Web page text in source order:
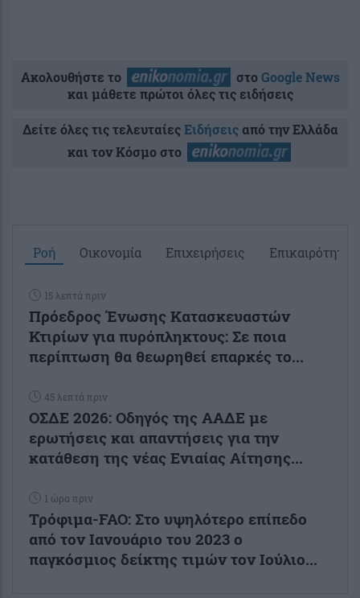
Ακολουθήστε το στοGoogle News
και μάθετε πρώτοι όλες τις ειδήσεις
Δείτε όλες τις τελευταίεςΕιδήσειςαπό την Ελλάδα
και τον Κόσμο στο
Ροή Οικονομία Επιχειρήσεις Επικαιρότητα
15 λεπτά πριν
Πρόεδρος Ένωσης Κατασκευαστών
Κτιρίων για πυρόπληκτους: Σε ποια
περίπτωση θα θεωρηθεί επαρκές το...
45 λεπτά πριν
ΟΣΔΕ 2026: Οδηγός της ΑΑΔΕ με
ερωτήσεις και απαντήσεις για την
κατάθεση της νέας Ενιαίας Αίτησης...
1 ώρα πριν
Τρόφιμα-FAO: Στο υψηλότερο επίπεδο
από τον Ιανουάριο του 2023 o
παγκόσμιος δείκτης τιμών τον Ιούλιο...